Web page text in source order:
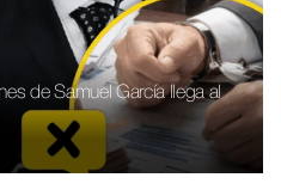
de Samuel García llega al